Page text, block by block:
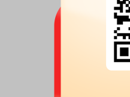
6338.00万股，质押总笔数2笔